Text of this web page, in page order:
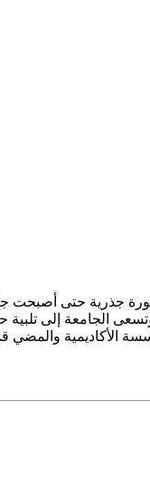
الجامعة إلى تلبية
الأكاديمية